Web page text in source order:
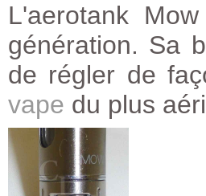
L'aerotank
génération. Sa
de régler de
vape du plus